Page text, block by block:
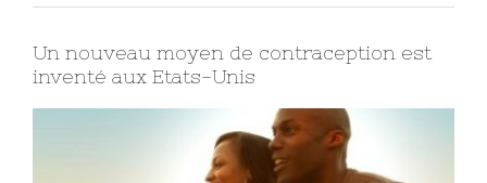
Un nouveau moyen de contraception est
inventé aux Etats-Unis